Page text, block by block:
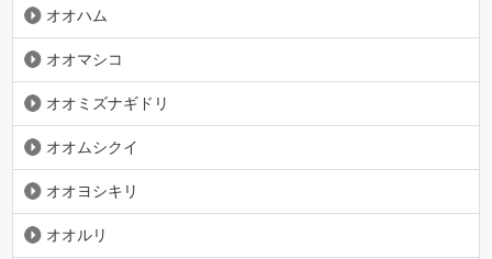
オオハム
オオマシコ
オオミズナギドリ
オオムシクイ
オオヨシキリ
オオルリ